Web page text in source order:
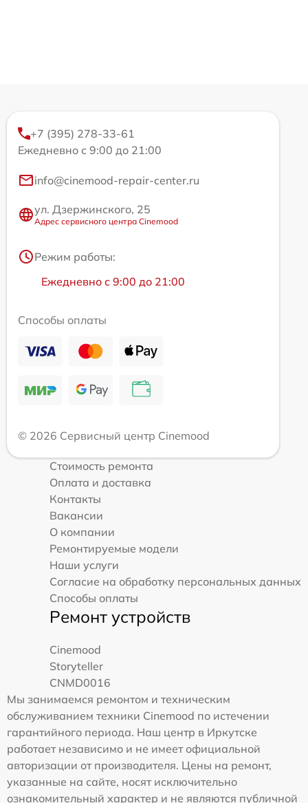
+7 (395) 278-33-61
Ежедневно с 9:00 до 21:00
info@cinemood-repair-center.ru
ул. Дзержинского, 25
Адрес сервисного центра Cinemood
Режим работы:
Ежедневно с 9:00 до 21:00
Способы оплаты
© 2026 Сервисный центр Cinemood
Стоимость ремонта
Оплата и доставка
Контакты
Вакансии
О компании
Ремонтируемые модели
Наши услуги
Согласие на обработку персональных данных
Способы оплаты
Ремонт устройств
Cinemood
Storyteller
CNMD0016
Мы занимаемся ремонтом и техническим
обслуживанием техники Cinemood по истечении
гарантийного периода. Наш центр в Иркутске
работает независимо и не имеет официальной
авторизации от производителя. Цены на ремонт,
указанные на сайте, носят исключительно
ознакомительный характер и не являются публичной